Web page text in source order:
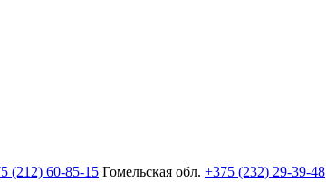
(212) 60-85-15 Гомельская обл. +375 (232) 29-39-48